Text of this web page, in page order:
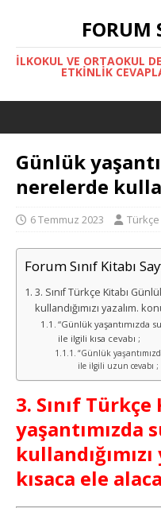
FORUM
İLKOKUL VE ORTAOKUL
ETKINLIK
Günlük
nerelerde
6 Temmuz 2023
Forum Sınıf Kitabı
3. Sınıf Türkçe Kitabı
kullandığımızı yazalım.
“Günlük yaşantımızda
ile ilgili kısa cevabı ;
“Günlük
ile ilgili uzun cevabı ;
3. Sınıf
yaşantımızda
kısaca ele